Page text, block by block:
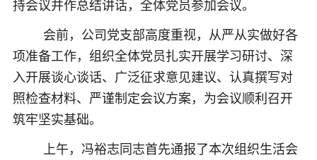
持会议并作总结讲话，全体党员参加会议。
会前，公司党支部高度重视，从严从实做好各
项准备工作，组织全体党员扎实开展学习研讨、深
入开展谈心谈话、广泛征求意见建议、认真撰写对
照检查材料、严谨制定会议方案，为会议顺利召开
筑牢坚实基础。
上午，冯裕志同志首先通报了本次组织生活会